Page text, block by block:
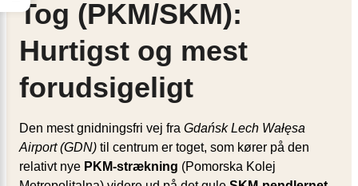
Tog (PKM/SKM):
Hurtigst og mest
forudsigeligt
Den mest gnidningsfri vej fra Gdańsk Lech Wałęsa
Airport (GDN) til centrum er toget, som kører på den
relativt nye PKM-strækning (Pomorska Kolej